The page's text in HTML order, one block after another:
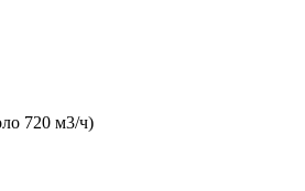
720 м3/ч)